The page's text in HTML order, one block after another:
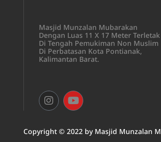
Masjid Munzalan Mubarakan
Dengan Luas 11 X 17 Meter Terletak
Di Tengah Pemukiman Non Muslim
Di Perbatasan Kota Pontianak,
Kalimantan Barat.
Copyright © 2022 by Masjid Munzalan M